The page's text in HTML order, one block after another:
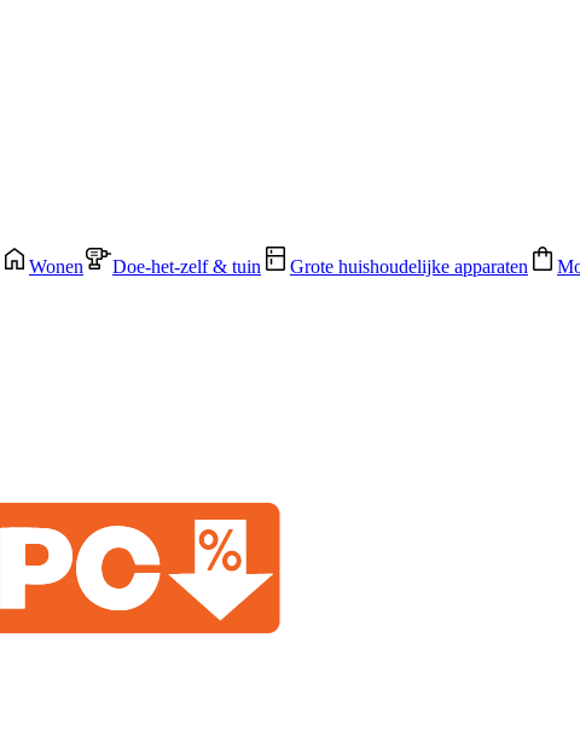
Wonen Doe-het-zelf & tuin Grote huishoudelijke apparaten